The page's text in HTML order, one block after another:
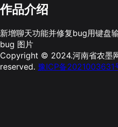
作品介绍
新增聊天功能并修复bug用键盘
bug 图片
Copyright © 2024.河南省农墨
reserved. 豫ICP备2021003631